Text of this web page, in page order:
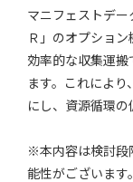
マニフェストデ
Ｒ」のオプショ
効率的な収集運搬
ます。これによ
にし、資源循環の
※本内容は検討段
能性がございます。